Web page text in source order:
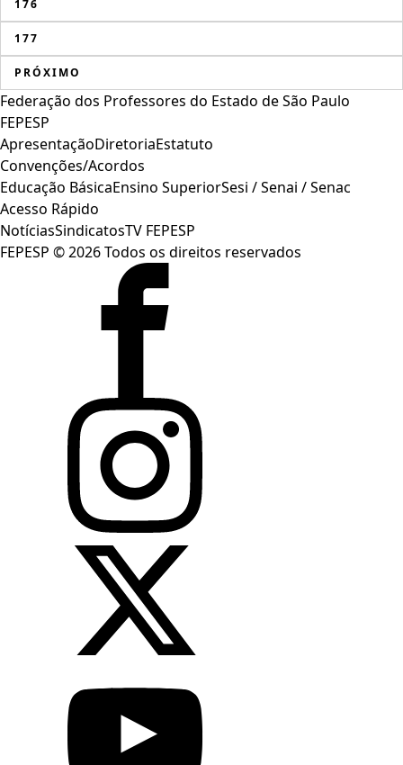
176
177
PRÓXIMO
Federação dos Professores do Estado de São Paulo
FEPESP
ApresentaçãoDiretoriaEstatuto
Convenções/Acordos
Educação BásicaEnsino SuperiorSesi / Senai / Senac
Acesso Rápido
NotíciasSindicatosTV FEPESP
FEPESP © 2026 Todos os direitos reservados